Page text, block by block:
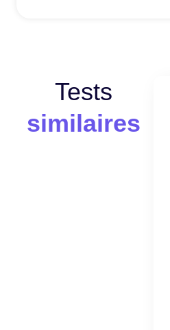
Tests
similaires